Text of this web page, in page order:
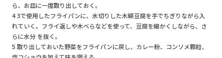
ら、お皿に一度取り出しておく。
4 3で使用したフライパンに、水切りした木綿豆腐を手でちぎりながら入
れていく。フライ返しや木べらなどを使って、豆腐を細かくしながら、さ
らに水分 を抜く。
5 取り出しておいた野菜をフライパンに戻し、カレー粉、コンソメ顆粒、